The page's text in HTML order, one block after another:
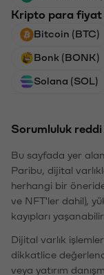
Kripto para fiyat
Bitcoin (BTC)
Bonk (BONK)
Solana (SOL)
Sorumluluk reddi
Bu sayfada yer
Paribu, dijital
herhangi bir
ve NFT'ler dahil),
kayıpları yaşanabilir.
Dijital varlık
dikkatlice
veya yatırım